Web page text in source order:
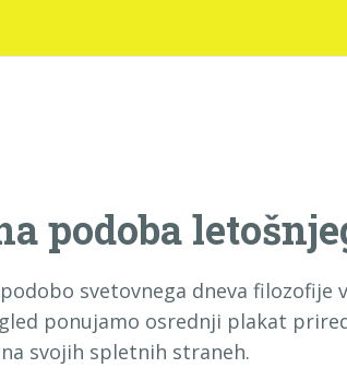
podoba
svetovnega dneva filozofije
ponujamo osrednji plakat
svojih spletnih straneh.